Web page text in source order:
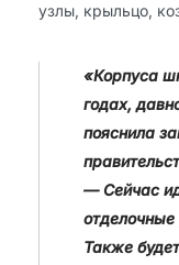
узлы, крыльцо,
«Корпуса
годах,
пояснила
— Сейчас
отделочные
Также